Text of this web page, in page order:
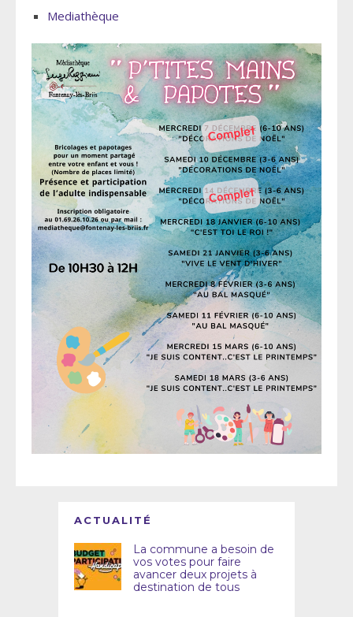
Mediathèque
ACTUALITÉ
La commune a besoin de
vos votes pour faire
avancer deux projets à
destination de tous